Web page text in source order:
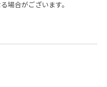
場合がございます。